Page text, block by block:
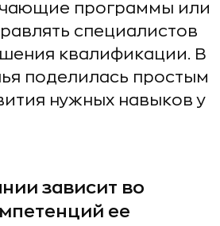
программы или
специалистов
квалификации. В
поделилась простым
нужных навыков у
зависит во
ее